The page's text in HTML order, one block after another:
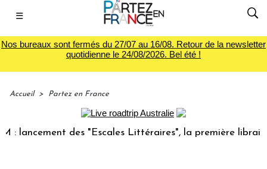
☰
Nos bureaux sont fermés du 27/07 au 16/08. Retour de la newsletter
quotidienne le 24/08/2026. Bel été !
Accueil > Partez en France
des "Escales Littéraires", la première librairie du